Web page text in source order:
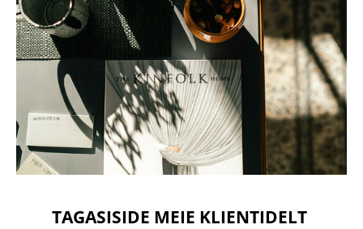
TAGASISIDE MEIE KLIENTIDELT